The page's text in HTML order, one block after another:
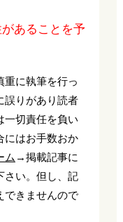
あることを予
に執筆を行っ
誤りがあり読者
一切責任を負い
にはお手数おか
ム →掲載記事に
さい。但し、記
できませんので